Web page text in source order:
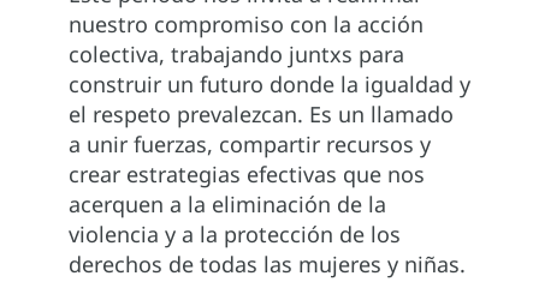
nuestro compromiso con la acción
colectiva, trabajando juntxs para
construir un futuro donde la igualdad y
el respeto prevalezcan. Es un llamado
a unir fuerzas, compartir recursos y
crear estrategias efectivas que nos
acerquen a la eliminación de la
violencia y a la protección de los
derechos de todas las mujeres y niñas.